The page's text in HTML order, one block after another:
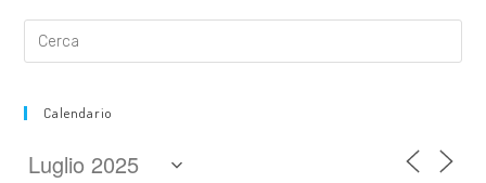
Calendario